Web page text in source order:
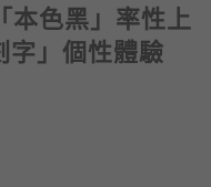
色黑」率性上
」個性體驗